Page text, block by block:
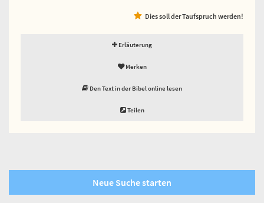
Dies soll der Taufspruch werden!
Erläuterung
Merken
Den Text in der Bibel online lesen
Teilen
Neue Suche starten